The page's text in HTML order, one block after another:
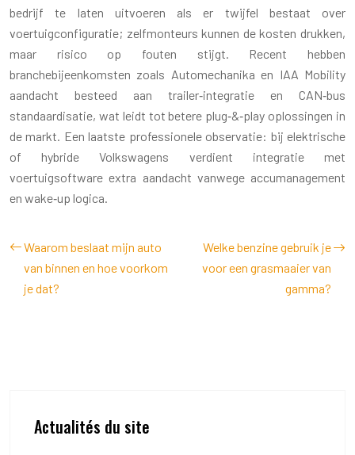
bedrijf te laten uitvoeren als er twijfel bestaat over
voertuigconfiguratie; zelfmonteurs kunnen de kosten drukken,
maar risico op fouten stijgt. Recent hebben
branchebijeenkomsten zoals Automechanika en IAA Mobility
aandacht besteed aan trailer‑integratie en CAN‑bus
standaardisatie, wat leidt tot betere plug‑&‑play oplossingen in
de markt. Een laatste professionele observatie: bij elektrische
of hybride Volkswagens verdient integratie met
voertuigsoftware extra aandacht vanwege accumanagement
en wake‑up logica.
Waarom beslaat mijn auto
van binnen en hoe voorkom
je dat?
Welke benzine gebruik je
voor een grasmaaier van
gamma?
Actualités du site